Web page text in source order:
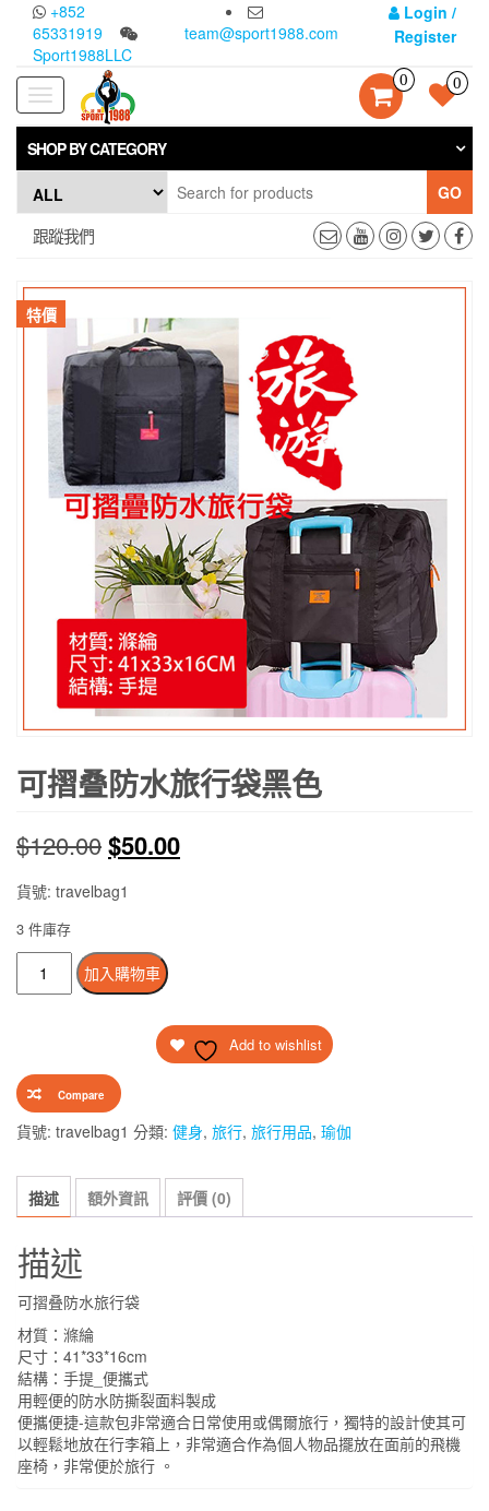
content
+852
65331919
Sport1988LLC
team@sport1988.com
Login /
Register
Toggle
navigation
0 0
SHOP BY CATEGORY
GO
跟蹤我們
特價
可摺叠防水旅行袋黑色
$120.00原
始
格：
$50.00目
貨號: travelbag1
3 件庫存
摺
水
旅
行
黑
色
量
加入購物車
Add to wishlist
Compare
貨號: travelbag1 分類: 健身, 旅行, 旅行用品, 瑜伽
描述 額外資訊 評價 (0)
描述
可摺叠防水旅行袋
材質：滌綸
尺寸：41*33*16cm
結構：手提_便攜式
用輕便的防水防撕裂面料製成
便攜便捷-這款包非常適合日常使用或偶爾旅行，獨特的設計使其可
以輕鬆地放在行李箱上，非常適合作為個人物品擺放在面前的飛機
座椅，非常便於旅行 。